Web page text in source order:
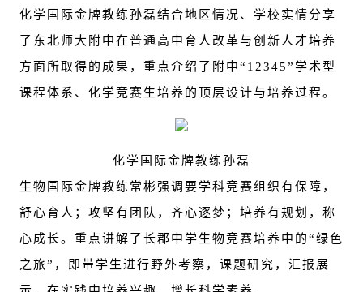
化学国际金牌教练孙磊结合地区情况、学校实情分享
了东北师大附中在普通高中育人改革与创新人才培养
方面所取得的成果，重点介绍了附中“12345”学术型
课程体系、化学竞赛生培养的顶层设计与培养过程。
化学国际金牌教练孙磊
生物国际金牌教练常彬强调要学科竞赛组织有保障，
舒心育人；攻坚有团队，齐心逐梦；培养有规划，称
心成长。重点讲解了长郡中学生物竞赛培养中的“绿色
之旅”，即带学生进行野外考察，课题研究，汇报展